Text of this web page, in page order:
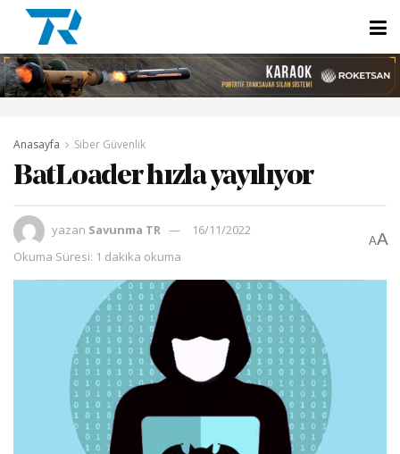
Anasayfa Siber Güvenlik
BatLoader hızla yayılıyor
yazan Savunma TR
16/11/2022
Okuma Süresi: 1 dakika okuma
AA